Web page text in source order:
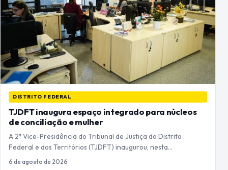
DISTRITO FEDERAL
TJDFT inaugura espaço integrado para núcleos
de conciliação e mulher
A 2ª Vice-Presidência do Tribunal de Justiça do Distrito
Federal e dos Territórios (TJDFT) inaugurou, nesta…
6 de agosto de 2026